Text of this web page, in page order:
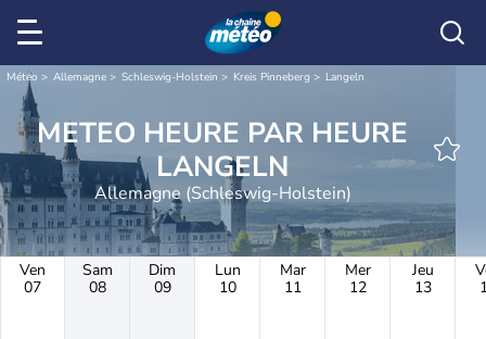
Météo Allemagne Schleswig-Holstein Kreis Pinneberg Langeln
METEO HEURE PAR HEURE
LANGELN
Allemagne (Schleswig-Holstein)
Ven
07
Sam
08
Dim
09
Lun
10
Mar
11
Mer
12
Jeu
13